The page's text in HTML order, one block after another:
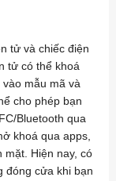
tử và chiếc điện
tử có thể khoá
mẫu mã và
cho phép bạn
Bluetooth qua
khoá qua apps,
mặt. Hiện nay, có
đóng cửa khi bạn